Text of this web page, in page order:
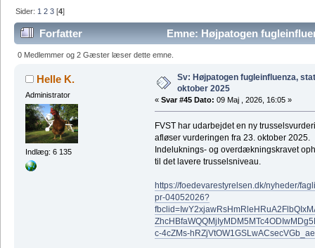
Sider: 1 2 3 [4]
Forfatter
Emne: Højpatogen
gange)
0 Medlemmer og 2 Gæster læser dette emne.
Helle K.
Administrator
Indlæg: 6 135
Sv: Højpatogen fugleinfluenza,
oktober 2025
« Svar #45 Dato: 09 Maj , 2026, 16:05 »
FVST har udarbejdet en ny
afløser vurderingen fra 23. oktober 2025.
Indeluknings- og overdækningskravet
til det lavere trusselsniveau.
https://foedevarestyrelsen.dk/nyheder/
pr-04052026?
c-4cZMs-